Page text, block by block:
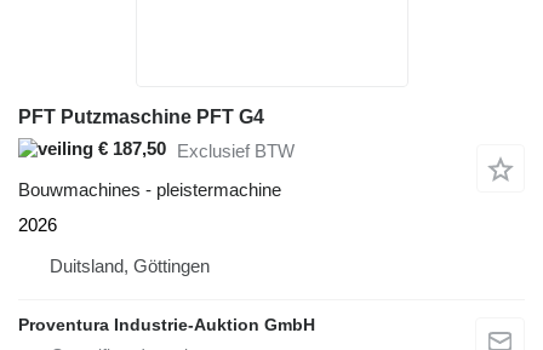
PFT Putzmaschine PFT G4
€ 187,50 Exclusief BTW
Bouwmachines - pleistermachine
2026
Duitsland, Göttingen
Proventura Industrie-Auktion GmbH